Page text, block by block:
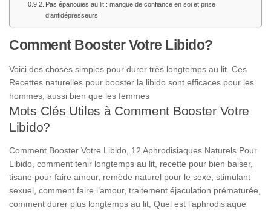
Pas épanouies au lit : manque de confiance en soi et prise
d’antidépresseurs
Comment Booster Votre Libido?
Voici des choses simples pour durer très longtemps au lit. Ces
Recettes naturelles pour booster la libido sont efficaces pour les
hommes, aussi bien que les femmes
Mots Clés Utiles à Comment Booster Votre
Libido?
Comment Booster Votre Libido, 12 Aphrodisiaques Naturels Pour
Libido, comment tenir longtemps au lit, recette pour bien baiser,
tisane pour faire amour, remède naturel pour le sexe, stimulant
sexuel, comment faire l’amour, traitement éjaculation prématurée,
comment durer plus longtemps au lit, Quel est l’aphrodisiaque